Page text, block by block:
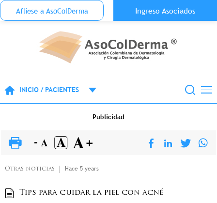
Pasar al contenido principal
Menu Top Anónimo
Aflíese a AsoColDerma Ingreso Asociados
INICIO / PACIENTES
Publicidad
Otras noticias Hace 5 years
Tips para cuidar la piel con acné